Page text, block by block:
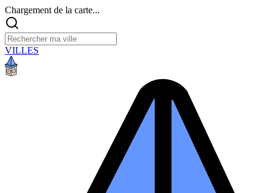
Chargement de la carte...
VILLES